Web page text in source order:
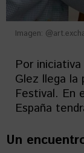
Imagen:
Por
Glez llega la
Festival. En
España
Un